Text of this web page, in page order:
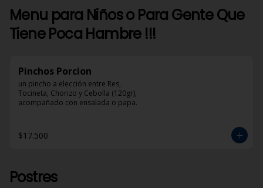
Menu para Niños o Para Gente Que
Tiene Poca Hambre !!!
Pinchos Porcion
un pincho a elección entre Res,
Tocineta, Chorizo y Cebolla (120gr),
acompañado con ensalada o papa.
$17.500
Postres